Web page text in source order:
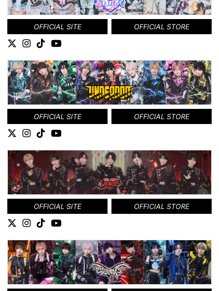
OFFICIAL SITE OFFICIAL STORE
OFFICIAL SITE OFFICIAL STORE
OFFICIAL SITE OFFICIAL STORE